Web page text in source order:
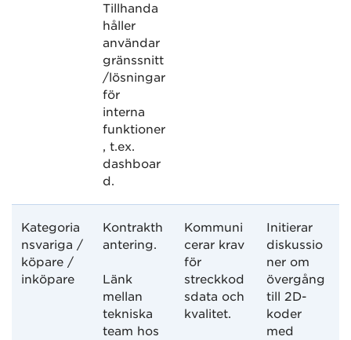
Tillhanda
håller
användar
gränssnitt
/lösningar
för
interna
funktioner
, t.ex.
dashboar
d.
Kategoria
nsvariga /
köpare /
inköpare
Kontrakth
antering.
Länk
mellan
tekniska
team hos
Kommuni
cerar krav
för
streckkod
sdata och
kvalitet.
Initierar
diskussio
ner om
övergång
till 2D-
koder
med